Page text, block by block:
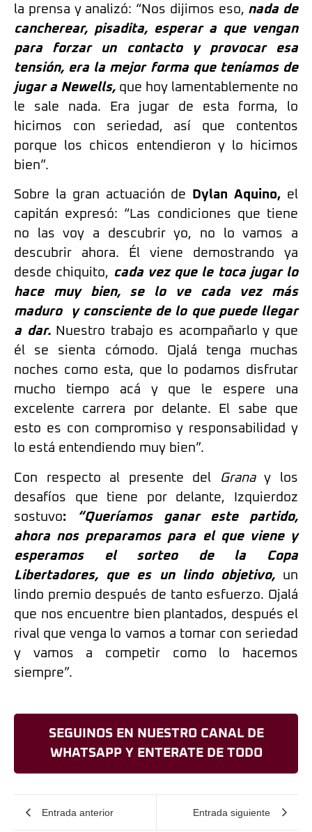
la prensa y analizó: “Nos dijimos eso, nada de
cancherear, pisadita, esperar a que vengan
para forzar un contacto y provocar esa
tensión, era la mejor forma que teníamos de
jugar a Newells, que hoy lamentablemente no
le sale nada. Era jugar de esta forma, lo
hicimos con seriedad, así que contentos
porque los chicos entendieron y lo hicimos
bien”.
Sobre la gran actuación de Dylan Aquino, el
capitán expresó: “Las condiciones que tiene
no las voy a descubrir yo, no lo vamos a
descubrir ahora. Él viene demostrando ya
desde chiquito, cada vez que le toca jugar lo
hace muy bien, se lo ve cada vez más
maduro y consciente de lo que puede llegar
a dar. Nuestro trabajo es acompañarlo y que
él se sienta cómodo. Ojalá tenga muchas
noches como esta, que lo podamos disfrutar
mucho tiempo acá y que le espere una
excelente carrera por delante. El sabe que
esto es con compromiso y responsabilidad y
lo está entendiendo muy bien”.
Con respecto al presente del Granay los
desafíos que tiene por delante, Izquierdoz
sostuvo:
“Queríamos ganar este partido,
ahora nos preparamos para el que viene y
esperamos el sorteo de la Copa
Libertadores, que es un lindo objetivo,un
lindo premio después de tanto esfuerzo. Ojalá
que nos encuentre bien plantados, después el
rival que venga lo vamos a tomar con seriedad
y vamos a competir como lo hacemos
siempre”.
SEGUINOS EN NUESTRO CANAL DE
WHATSAPP Y ENTERATE DE TODO
Entrada anterior Entrada siguiente